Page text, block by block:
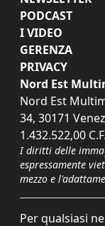
PODCAST
I VIDEO
GERENZA
PRIVACY
Nord Est
Nord Est
34, 30171
1.432.522,00
I diritti delle
espressamente
mezzo e
Per qualsiasi